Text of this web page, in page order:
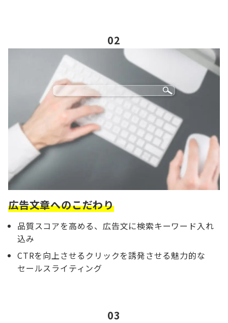
02
広告文章へのこだわり
品質スコアを高める、広告文に検索キーワード入れ
込み
CTRを向上させるクリックを誘発させる魅力的な
セールスライティング
03